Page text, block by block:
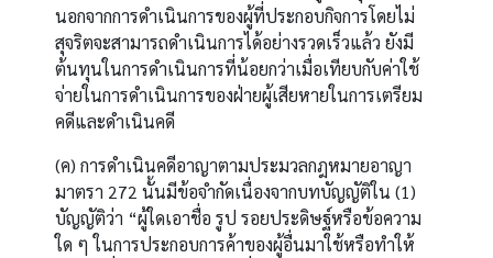
นอกจากการดำเนินการของผู้ที่ประกอบกิจการโดยไม่
สุจริตจะสามารถดำเนินการได้อย่างรวดเร็วแล้ว ยังมี
ต้นทุนในการดำเนินการที่น้อยกว่าเมื่อเทียบกับค่าใช้
จ่ายในการดำเนินการของฝ่ายผู้เสียหายในการเตรียม
คดีและดำเนินคดี
(ค) การดำเนินคดีอาญาตามประมวลกฎหมายอาญา
มาตรา 272 นั้นมีข้อจำกัดเนื่องจากบทบัญญัติใน (1)
บัญญัติว่า “ผู้ใดเอาชื่อ รูป รอยประดิษฐ์หรือข้อความ
ใด ๆ ในการประกอบการค้าของผู้อื่นมาใช้หรือทำให้